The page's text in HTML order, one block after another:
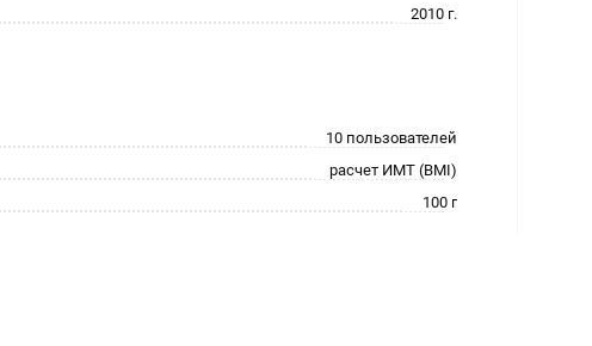
2010 г.
10 пользователей
расчет ИМТ (BMI)
100 г